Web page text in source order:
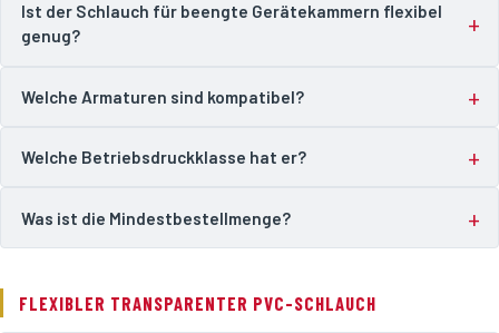
Ist der Schlauch für beengte Gerätekammern flexibel
genug?
Welche Armaturen sind kompatibel?
Welche Betriebsdruckklasse hat er?
Was ist die Mindestbestellmenge?
FLEXIBLER TRANSPARENTER PVC-SCHLAUCH